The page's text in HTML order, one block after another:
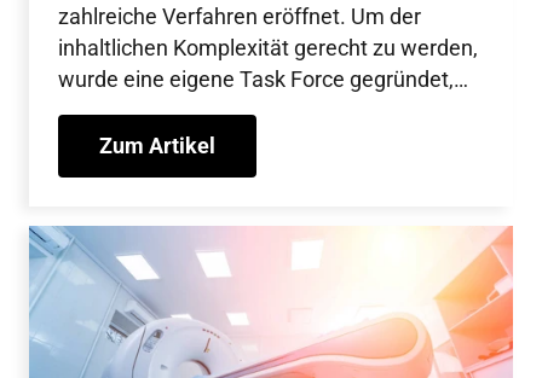
zahlreiche Verfahren eröffnet. Um der
inhaltlichen Komplexität gerecht zu werden,
wurde eine eigene Task Force gegründet,
die – in Abstimmung mit DGIM und AWMF –
die Reformen aus Sicht der DGK
kommentiert hat.
Zum Artikel